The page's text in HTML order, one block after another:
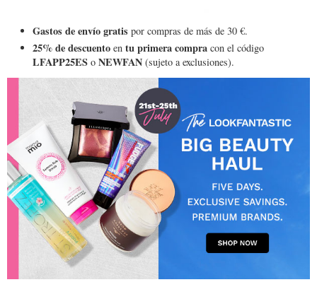
Gastos de envío gratis por compras de más de 30 €.
25% de descuento en tu primera compra con el código
LFAPP25ES o NEWFAN (sujeto a exclusiones).